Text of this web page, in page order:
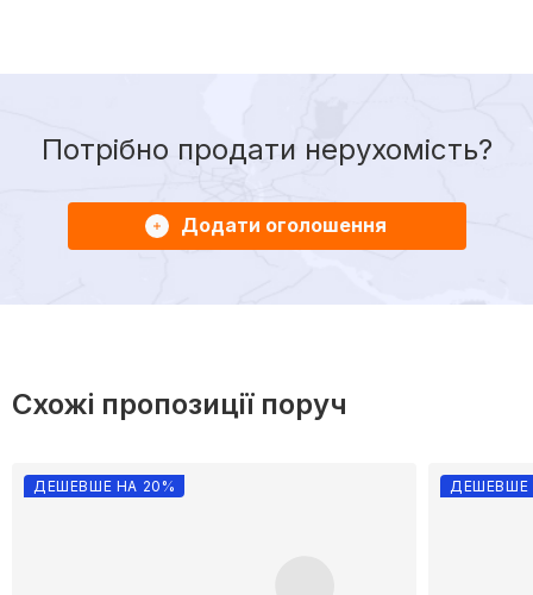
Потрібно продати нерухомість?
Додати оголошення
Схожі пропозиції поруч
ДЕШЕВШЕ НА 20% ДЕШЕВШЕ